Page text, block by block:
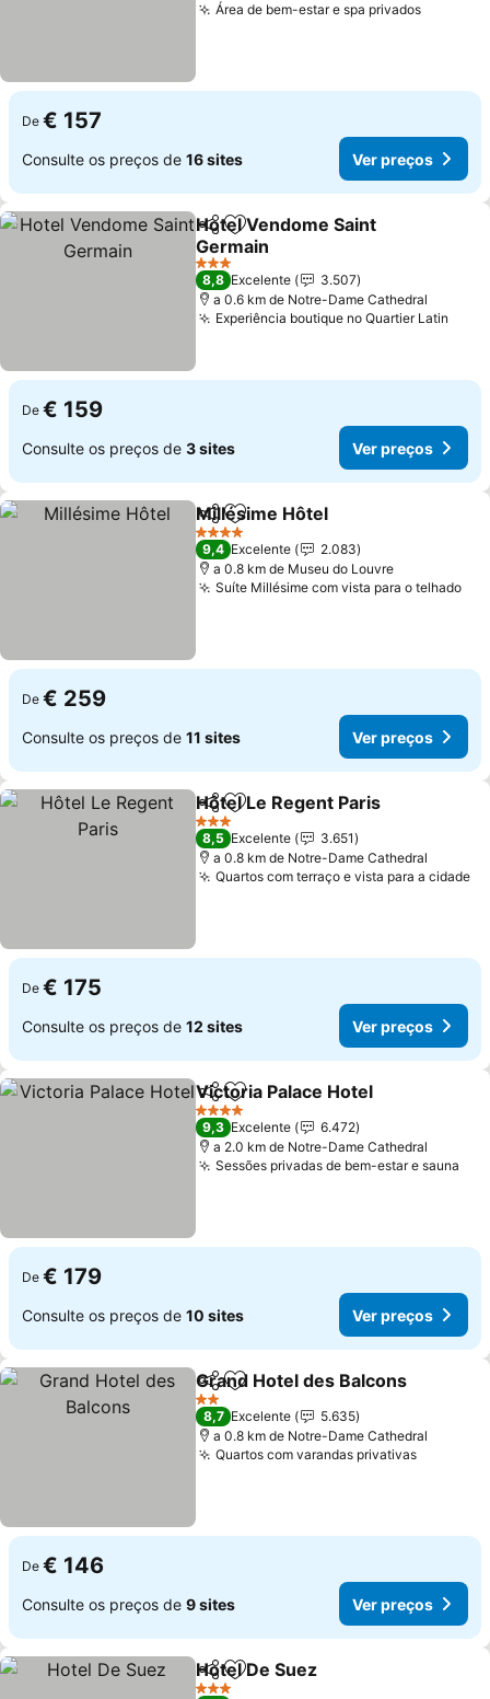
Área de bem-estar e spa privadosVer
De € 157
Consulte os preços de 16 sites Ver preços
PartilharAdicionar aos favoritos
Hotel Vendome Saint
Germain
Ver preços
3 Estrelas
8,8 Excelente
3.507
a 0.6 km de Notre-Dame Cathedral
Experiência boutique no Quartier Latin
De € 159
Consulte os preços de 3 sites Ver preços
PartilharAdicionar aos favoritos
Millésime Hôtel
4 Estrelas
9,4 Excelente
2.083
a 0.8 km de Museu do Louvre
Suíte Millésime com vista para o telhado
De € 259
Consulte os preços de 11 sites Ver preços
PartilharAdicionar aos favoritos
Hôtel Le Regent Paris
3 Estrelas
8,5 Excelente
3.651
a 0.8 km de Notre-Dame Cathedral
Quartos com terraço e vista para a cidade
De € 175
Consulte os preços de 12 sites Ver preços
PartilharAdicionar aos favoritos
Victoria Palace Hotel
4 Estrelas
9,3 Excelente
6.472
a 2.0 km de Notre-Dame Cathedral
Sessões privadas de bem-estar e sauna
De € 179
Consulte os preços de 10 sites Ver preços
PartilharAdicionar aos favoritos
Grand Hotel des Balcons
2 Estrelas
8,7 Excelente
5.635
a 0.8 km de Notre-Dame Cathedral
Quartos com varandas privativasVer
De € 146
Consulte os preços de 9 sites Ver preços
PartilharAdicionar aos favoritos
Hotel De Suez
3 Estrelas